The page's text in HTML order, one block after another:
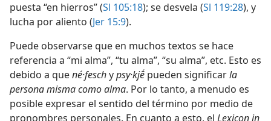
puesta “en hierros” (Sl 105:18); se desvela (Sl 119:28), y
lucha por aliento (Jer 15:9).
Puede observarse que en muchos textos se hace
referencia a “mi alma”, “tu alma”, “su alma”, etc. Esto es
debido a quené·feschypsy·kjḗ pueden significarla
persona misma como alma. Por lo tanto, a menudo es
posible expresar el sentido del término por medio de
pronombres personales. En cuanto a esto, el Lexicon in